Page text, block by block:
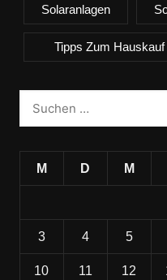
Solaranlagen
Tipps Zum Hauskauf
M D M
3 4 5
10 11 12